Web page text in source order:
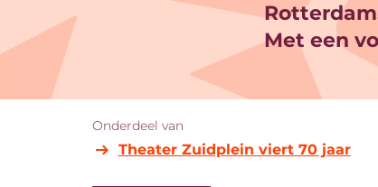
Met een
Onderdeel van
Theater Zuidplein viert 70 jaar